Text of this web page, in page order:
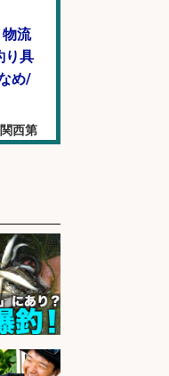
流
り具
め/
西第
補助/
屋
ックス
カ